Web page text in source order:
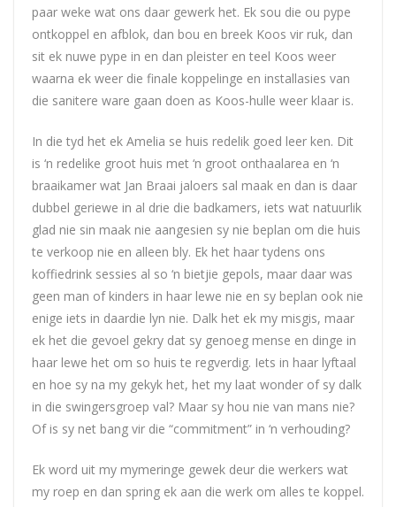
paar weke wat ons daar gewerk het. Ek sou die ou pype
ontkoppel en afblok, dan bou en breek Koos vir ruk, dan
sit ek nuwe pype in en dan pleister en teel Koos weer
waarna ek weer die finale koppelinge en installasies van
die sanitere ware gaan doen as Koos-hulle weer klaar is.
In die tyd het ek Amelia se huis redelik goed leer ken. Dit
is ‘n redelike groot huis met ‘n groot onthaalarea en ‘n
braaikamer wat Jan Braai jaloers sal maak en dan is daar
dubbel geriewe in al drie die badkamers, iets wat natuurlik
glad nie sin maak nie aangesien sy nie beplan om die huis
te verkoop nie en alleen bly. Ek het haar tydens ons
koffiedrink sessies al so ‘n bietjie gepols, maar daar was
geen man of kinders in haar lewe nie en sy beplan ook nie
enige iets in daardie lyn nie. Dalk het ek my misgis, maar
ek het die gevoel gekry dat sy genoeg mense en dinge in
haar lewe het om so huis te regverdig. Iets in haar lyftaal
en hoe sy na my gekyk het, het my laat wonder of sy dalk
in die swingersgroep val? Maar sy hou nie van mans nie?
Of is sy net bang vir die “commitment” in ‘n verhouding?
Ek word uit my mymeringe gewek deur die werkers wat
my roep en dan spring ek aan die werk om alles te koppel.